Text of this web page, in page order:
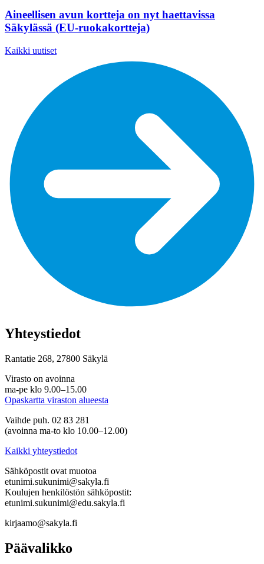
Aineellisen avun kortteja on nyt haettavissa
Säkylässä (EU-ruokakortteja)
Kaikki uutiset
Yhteystiedot
Rantatie 268, 27800 Säkylä
Virasto on avoinna
ma-pe klo 9.00–15.00
Opaskartta viraston alueesta
Vaihde puh. 02 83 281
(avoinna ma-to klo 10.00–12.00)
Kaikki yhteystiedot
Sähköpostit ovat muotoa
etunimi.sukunimi@sakyla.fi
Koulujen henkilöstön sähköpostit:
etunimi.sukunimi@edu.sakyla.fi
kirjaamo@sakyla.fi
Päävalikko